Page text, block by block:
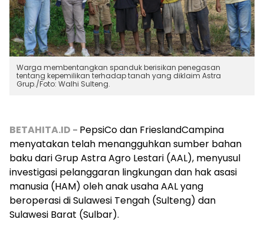
Warga membentangkan spanduk berisikan penegasan
tentang kepemilikan terhadap tanah yang diklaim Astra
Grup./Foto: Walhi Sulteng.
BETAHITA.ID - PepsiCo dan FrieslandCampina
menyatakan telah menangguhkan sumber bahan
baku dari Grup Astra Agro Lestari (AAL), menyusul
investigasi pelanggaran lingkungan dan hak asasi
manusia (HAM) oleh anak usaha AAL yang
beroperasi di Sulawesi Tengah (Sulteng) dan
Sulawesi Barat (Sulbar).